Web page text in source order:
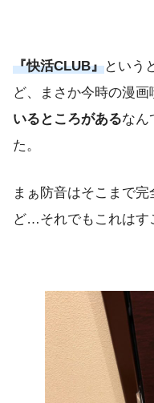
『快活CLUB』という
ど、まさか今時の漫画
いるところがあるなん
た。
まぁ防音はそこまで
ど…それでもこれはす